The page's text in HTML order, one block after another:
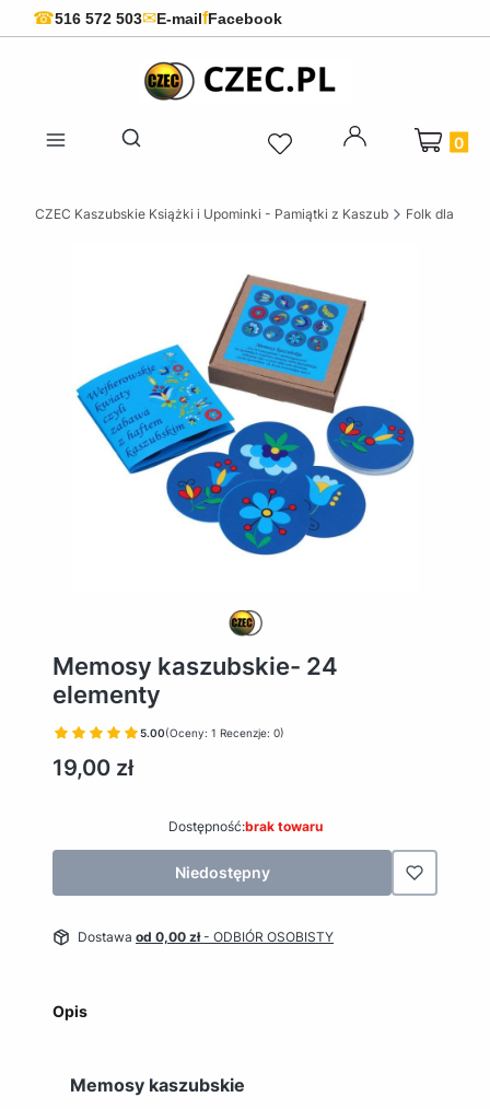
☎516 572 503✉E-mailfFacebook
Otwórz wyszukiwarkę
Produkty
CZEC Kaszubskie Książki i Upominki - Pamiątki z Kaszub Folk dla
Memosy kaszubskie- 24
elementy
5.00(Oceny: 1 Recenzje: 0)
Cena
19,00 zł
Dostępność:brak towaru
Niedostępny
Dostawa od 0,00 zł- ODBIÓR OSOBISTY
Opis
Memosy kaszubskie